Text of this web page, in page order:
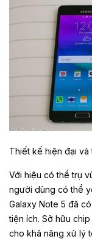
Thiết kế hiện đại và
Với hiệu có thể trụ
người dùng có thể
Galaxy Note 5 đã
tiện ích. Sở hữu
cho khả năng xử lý